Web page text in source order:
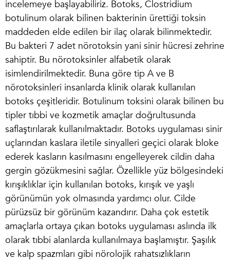
incelemeye başlayabiliriz. Botoks, Clostridium
botulinum olarak bilinen bakterinin ürettiği toksin
maddeden elde edilen bir ilaç olarak bilinmektedir.
Bu bakteri 7 adet nörotoksin yani sinir hücresi zehrine
sahiptir. Bu nörotoksinler alfabetik olarak
isimlendirilmektedir. Buna göre tip A ve B
nörotoksinleri insanlarda klinik olarak kullanılan
botoks çeşitleridir. Botulinum toksini olarak bilinen bu
tipler tıbbi ve kozmetik amaçlar doğrultusunda
saflaştırılarak kullanılmaktadır. Botoks uygulaması sinir
uçlarından kaslara iletile sinyalleri geçici olarak bloke
ederek kasların kasılmasını engelleyerek cildin daha
gergin gözükmesini sağlar. Özellikle yüz bölgesindeki
kırışıklıklar için kullanılan botoks, kırışık ve yaşlı
görünümün yok olmasında yardımcı olur. Cilde
pürüzsüz bir görünüm kazandırır. Daha çok estetik
amaçlarla ortaya çıkan botoks uygulaması aslında ilk
olarak tıbbi alanlarda kullanılmaya başlamıştır. Şaşılık
ve kalp spazmları gibi nörolojik rahatsızlıkların